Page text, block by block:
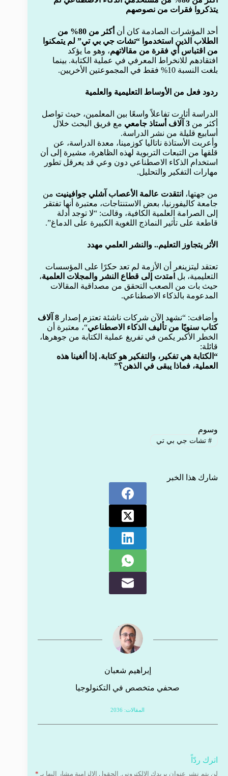
يتذكروا فقرات من نصوصهم
أحد المؤشرات الصادمة كان أن
أكثر من 80% من
الطلاب الذين استخدموا “تشات جي بي تي” لم يتمكنوا
من اقتباس أي فقرة من مقالاتهم، وهو ما يؤكد
افتقادهم للانخراط المعرفي في عملية الكتابة. بينما
بلغت النسبة 10% فقط في المجموعتين الأخريين.
ردود فعل من الأوساط التعليمية والعلمية
الدراسة أثارت تفاعلاً واسعًا بين المعلمين، حيث تواصل
أكثر من 3 آلاف أستاذ جامعي
مع فريق البحث خلال
أسابيع قليلة من نشر الدراسة.
وأعربت الأستاذة ناتاليا كوزمينا، معدة الدراسة، عن
قلقها من التبعات التربوية لهذه الظاهرة، مشيرة إلى أن
استخدام الذكاء الاصطناعي دون وعي قد يعرقل تطور
مهارات التفكير والتحليل.
من جهتها، انتقدت عالمة الأعصاب آشلي جوافينيت من
جامعة كاليفورنيا، بعض الاستنتاجات، معتبرة أنها تفتقر
إلى الصرامة العلمية الكافية، وقالت: “لا توجد أدلة
قاطعة على تأثير النماذج اللغوية الكبيرة على الدماغ”.
الأثر يتجاوز التعليم.. والنشر العلمي مهدد
تعتقد ليتزينغر أن الأزمة لم تعد حكرًا على المؤسسات
التعليمية، بل امتدت إلى قطاع النشر والمجلات العلمية،
حيث بات من الصعب التحقق من مصداقية المقالات
المدعومة بالذكاء الاصطناعي.
وأضافت: “نشهد الآن شركات ناشئة تعتزم إصدار
8 آلاف
كتاب سنويًا من تأليف الذكاء الاصطناعي“، معتبرة أن
الخطر الأكبر يكمن في تفريغ عملية الكتابة من جوهرها،
قائلة:
“الكتابة هي تفكير، والتفكير هو كتابة. إذا ألغينا هذه
العملية، فماذا يبقى في الذهن؟”
وسوم
#تشات جي بي تي
شارك هذا الخبر
إبراهيم شعبان
صحفي متخصص في التكنولوجيا
المقالات: 2036
اترك ردّاً
لن يتم نشر عنوان بريدك الإلكتروني. الحقول الإلزامية مشار إليها بـ *